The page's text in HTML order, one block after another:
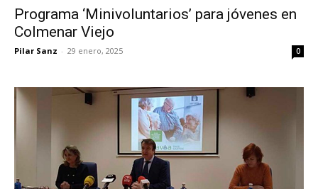
Programa ‘Minivoluntarios’ para jóvenes en
Colmenar Viejo
Pilar Sanz - 29 enero, 2025 0